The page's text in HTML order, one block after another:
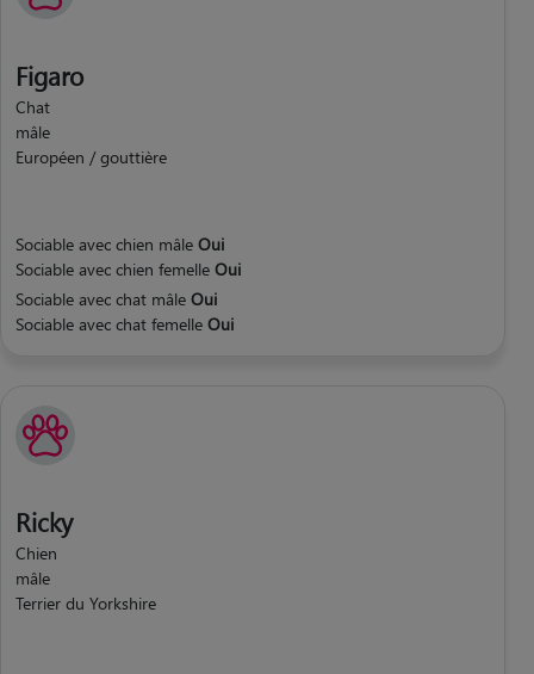
Figaro
Chat
mâle
Européen / gouttière
Sociable avec chien mâle Oui
Sociable avec chien femelle Oui
Sociable avec chat mâle Oui
Sociable avec chat femelle Oui
Ricky
Chien
mâle
Terrier du Yorkshire